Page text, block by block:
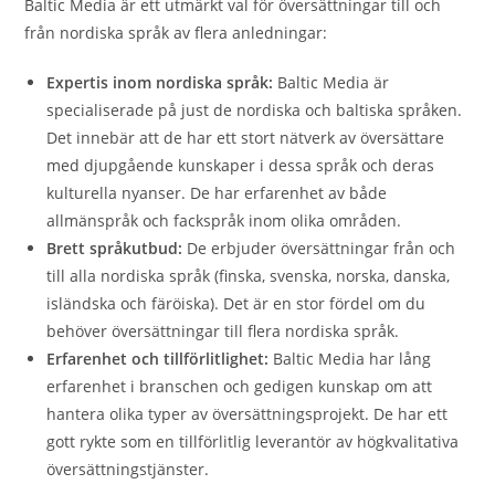
Baltic Media är ett utmärkt val för översättningar till och
från nordiska språk av flera anledningar:
Expertis inom nordiska språk: Baltic Media är
specialiserade på just de nordiska och baltiska språken.
Det innebär att de har ett stort nätverk av översättare
med djupgående kunskaper i dessa språk och deras
kulturella nyanser. De har erfarenhet av både
allmänspråk och fackspråk inom olika områden.
Brett språkutbud: De erbjuder översättningar från och
till alla nordiska språk (finska, svenska, norska, danska,
isländska och färöiska). Det är en stor fördel om du
behöver översättningar till flera nordiska språk.
Erfarenhet och tillförlitlighet: Baltic Media har lång
erfarenhet i branschen och gedigen kunskap om att
hantera olika typer av översättningsprojekt. De har ett
gott rykte som en tillförlitlig leverantör av högkvalitativa
översättningstjänster.